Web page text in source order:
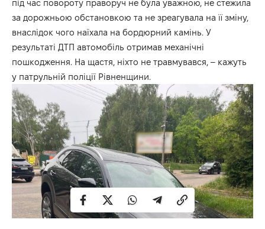
під час повороту праворуч не була уважною, не стежила
за дорожньою обстановкою та не зреагувала на її зміну,
внаслідок чого наїхала на бордюрний камінь. У
результаті ДТП автомобіль отримав механічні
пошкодження. На щастя, ніхто не травмувався, – кажуть
у патрульній поліції Рівненщини.